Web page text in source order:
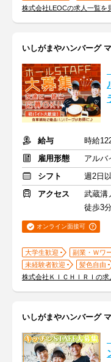
株式会社LEOCの求人一覧を
いしがまやハンバーグ
給与
時給
雇用形態
アルバ
シフト
週2日
アクセス
武蔵溝
徒歩3
オンライン面接可
大学生歓迎 副業・Ｗワ
未経験者歓迎
髪色自由
株式会社ＫＩＣＨＩＲＩの求
いしがまやハンバーグ